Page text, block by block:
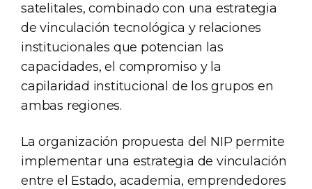
satelitales, combinado con una estrategia
de vinculación tecnológica y relaciones
institucionales que potencian las
capacidades, el compromiso y la
capilaridad institucional de los grupos en
ambas regiones.
La organización propuesta del NIP permite
implementar una estrategia de vinculación
entre el Estado, academia, emprendedores